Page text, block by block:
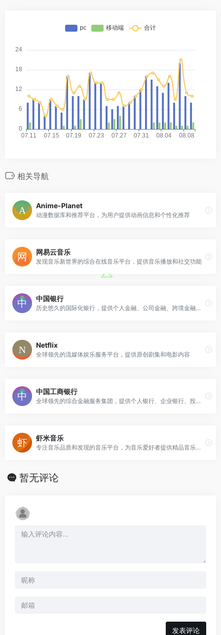
相关导航
Anime-Planet
动漫数据库和推荐平台，为用户提供动画信息和个性化推荐
网易云音乐
发现音乐新世界的综合在线音乐平台，提供音乐播放和社交功能
中国银行
历史悠久的国际化银行，提供个人金融、公司金融、跨境金融等综合服务
Netflix
全球领先的流媒体娱乐服务平台，提供原创剧集和电影内容
中国工商银行
全球领先的综合金融服务集团，提供个人银行、企业银行、投资银行等全方位服务
虾米音乐
专注音乐品质和发现的音乐平台，为音乐爱好者提供精品音乐服务
暂无评论
发表评论